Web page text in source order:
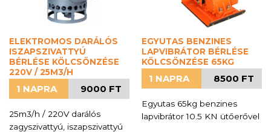
ELEKTROMOS DARÁLÓS
ISZAPSZIVATTYÚ
BÉRLÉSE KÖLCSÖNZÉSE
220V / 25M3/H
1 NAPRA 9000 FT
25m3/h / 220V darálós
zagyszivattyú, iszapszivattyú
EGYUTAS BENZINES
LAPVIBRÁTOR BÉRLÉSE
KÖLCSÖNZÉSE 65KG
1 NAPRA 8500 FT
Egyutas 65kg benzines
lapvibrátor 10.5 KN ütőerővel